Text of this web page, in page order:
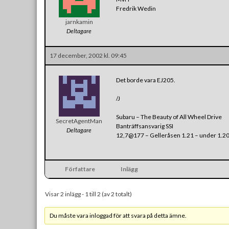
jarnkamin
Deltagare
Fredrik Wedin
17 december, 2002 kl. 09:45
SecretAgentMan
Deltagare
Det borde vara EJ205.
/J
Subaru – The Beauty of All Wheel Drive
Banträffsansvarig SSI
12,7@177 – Gelleråsen 1.21 – under
Författare Inlägg
Visar 2 inlägg - 1 till 2 (av 2 totalt)
Du måste vara inloggad för att svara på detta ämne.